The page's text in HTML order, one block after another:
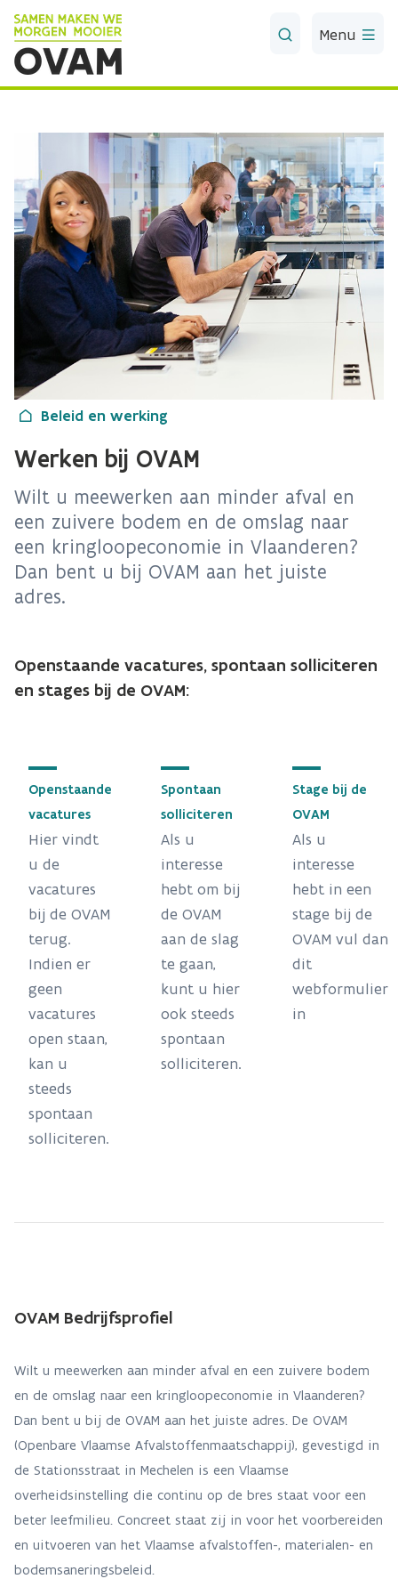
Skip to Main Content
Menu
Beleid en werking
Werken bij OVAM
Wilt u meewerken aan minder afval en
een zuivere bodem en de omslag naar
een kringloopeconomie in Vlaanderen?
Dan bent u bij OVAM aan het juiste
adres.
Openstaande vacatures, spontaan solliciteren
en stages bij de OVAM:
Openstaande
vacatures
Hier vindt
u de
vacatures
bij de OVAM
terug.
Indien er
geen
vacatures
open staan,
kan u
steeds
spontaan
solliciteren.
Spontaan
solliciteren
Als u
interesse
hebt om bij
de OVAM
aan de slag
te gaan,
kunt u hier
ook steeds
spontaan
solliciteren.
Stage bij de
OVAM
Als u
interesse
hebt in een
stage bij de
OVAM vul dan
dit
webformulier
in
OVAM Bedrijfsprofiel
Wilt u meewerken aan minder afval en een zuivere bodem
en de omslag naar een kringloopeconomie in Vlaanderen?
Dan bent u bij de OVAM aan het juiste adres. De OVAM
(Openbare Vlaamse Afvalstoffenmaatschappij), gevestigd in
de Stationsstraat in Mechelen is een Vlaamse
overheidsinstelling die continu op de bres staat voor een
beter leefmilieu. Concreet staat zij in voor het voorbereiden
en uitvoeren van het Vlaamse afvalstoffen-, materialen- en
bodemsaneringsbeleid.